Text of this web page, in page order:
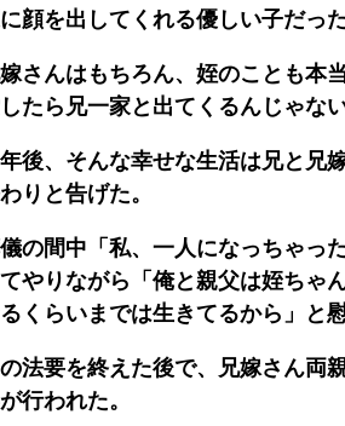
顔を出してくれる優しい子だった
さんはもちろん、姪のことも本
たら兄一家と出てくるんじゃな
後、そんな幸せな生活は兄と兄
りと告げた。
の間中「私、一人になっちゃっ
やりながら「俺と親父は姪ちゃ
くらいまでは生きてるから」と
法要を終えた後で、兄嫁さん両
行われた。